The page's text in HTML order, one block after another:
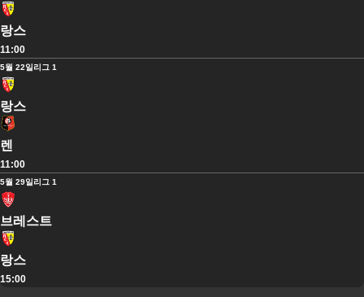
랑스
11:00
5월 22일리그 1
랑스
렌
11:00
5월 29일리그 1
브레스트
랑스
15:00